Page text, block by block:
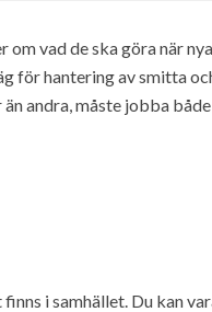
vad de ska göra när
för hantering av smitta
andra, måste jobba
i samhället. Du kan